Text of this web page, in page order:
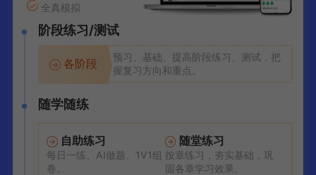
全真模拟
阶段练习/测试
各阶段
预习、基础、提高阶段练习、测试，把
握复习方向和重点。
随学随练
自助练习
每日一练、AI做题、1V1组
卷。
随堂练习
按章练习，夯实基础，巩
固各章学习效果。